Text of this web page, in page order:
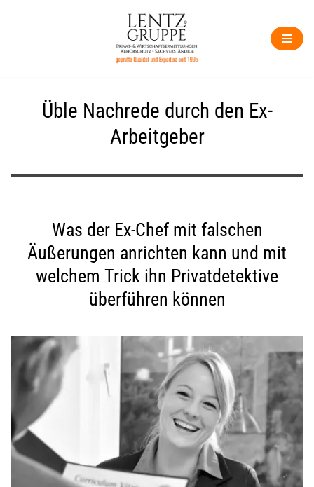
Üble Nachrede durch den Ex-
Arbeitgeber
Was der Ex-Chef mit falschen
Äußerungen anrichten kann und mit
welchem Trick ihn Privatdetektive
überführen können